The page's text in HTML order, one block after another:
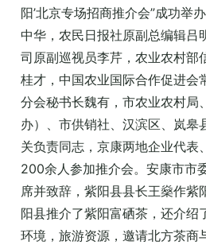
阳’北京专场招商推介会”成功举
中华，农民日报社原副总编辑吕
司原副巡视员李芹，农业农村部
桂才，中国农业国际合作促进会
分会秘书长魏有，市农业农村局
办）、市供销社、汉滨区、岚皋
关负责同志，京康两地企业代表
200余人参加推介会。安康市市
席并致辞，紫阳县县长王燊作紫
阳县推介了紫阳富硒茶，还介绍
环境，旅游资源，邀请北方茶商